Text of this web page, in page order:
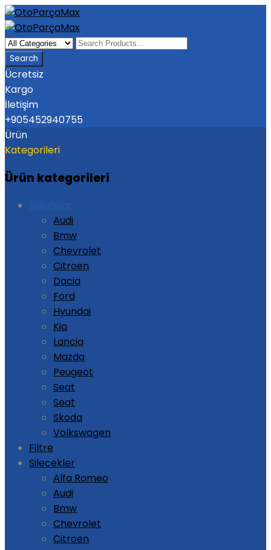
Ücretsiz
Kargo
İletişim
+905452940755
Ürün
Kategorileri
Ürün kategorileri
Audi
Bmw
Chevrolet
Citroen
Dacia
Ford
Hyundai
Kia
Lancia
Mazda
Peugeot
Seat
Seat
Skoda
Volkswagen
Filtre
Silecekler
Alfa Romeo
Audi
Bmw
Chevrolet
Citroen